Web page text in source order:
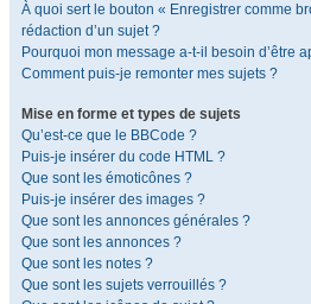
À quoi sert le bouton « Enregistrer comme
rédaction d’un sujet ?
Pourquoi mon message a-t-il besoin d’être
Comment puis-je remonter mes sujets ?
Mise en forme et types de sujets
Qu’est-ce que le BBCode ?
Puis-je insérer du code HTML ?
Que sont les émoticônes ?
Puis-je insérer des images ?
Que sont les annonces générales ?
Que sont les annonces ?
Que sont les notes ?
Que sont les sujets verrouillés ?